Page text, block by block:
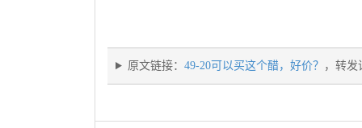
原文链接： 49-20可以买这个醋，好价？ ，转发